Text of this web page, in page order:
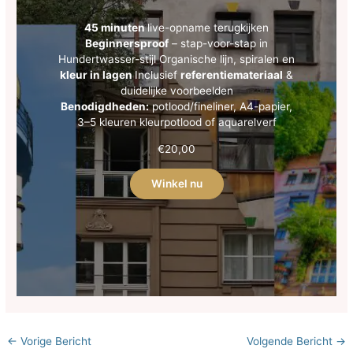
45 minutenlive-opname terugkijken
Beginnersproof – stap-voor-stap in
Hundertwasser-stijl Organische lijn, spiralen en
kleur in lagenInclusief referentiemateriaal&
duidelijke voorbeelden
Benodigdheden:potlood/fineliner, A4-papier,
3–5 kleuren kleurpotlood of aquarelverf
€20,00
Winkel nu
← Vorige Bericht Volgende Bericht →